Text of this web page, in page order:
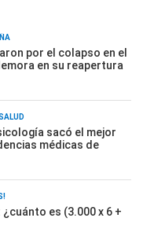
por el colapso en el
en su reapertura
sacó el mejor
médicas de
es (3.000 x 6 +